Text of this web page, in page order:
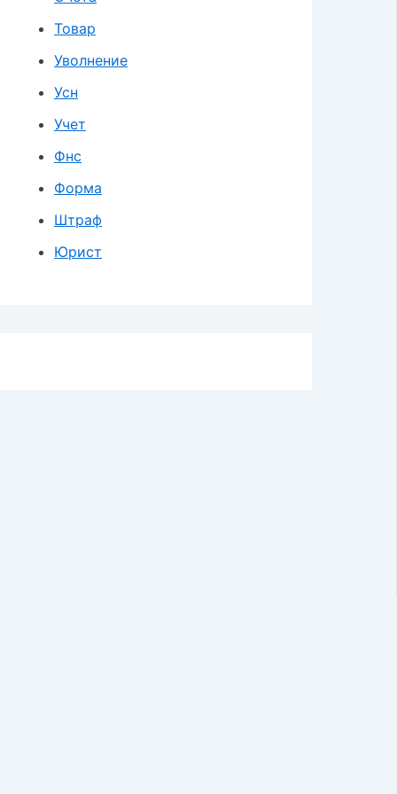
Товар
Уволнение
Усн
Учет
Фнс
Форма
Штраф
Юрист